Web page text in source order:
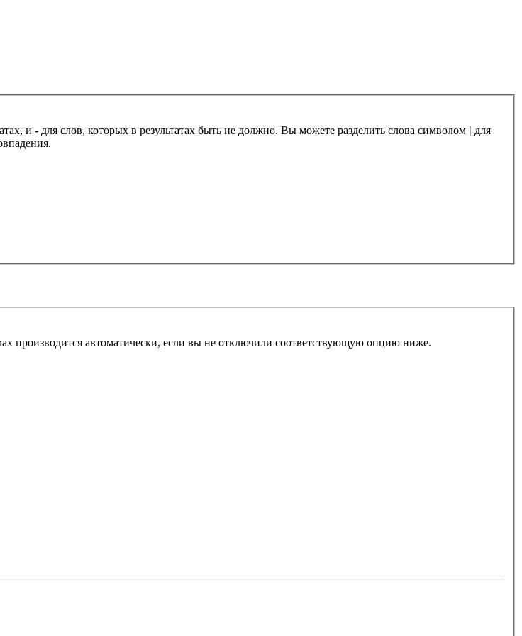
и - для слов, которых в результатах быть не должно. Вы можете разделить слова символом | для
производится автоматически, если вы не отключили соответствующую опцию ниже.